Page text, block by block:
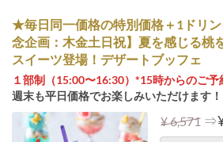
★毎日同一価格の特別価格＋1ドリ
念企画：木金土日祝】夏を感じる桃
スイーツ登場！デザートブッフェ
１部制（15:00〜16:30）*15時からのご予
週末も平日価格でお楽しみいただけます！
¥ 6,571 ⇒